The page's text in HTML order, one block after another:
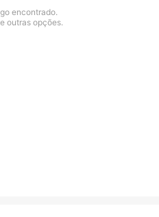
encontrado.
outras opções.